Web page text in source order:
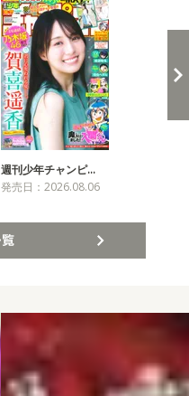
週刊少年チャンピ…
発売日：2026.08.06